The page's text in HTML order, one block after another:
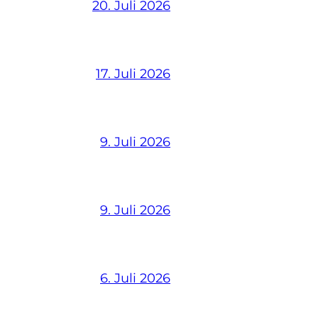
20. Juli 2026
17. Juli 2026
9. Juli 2026
9. Juli 2026
6. Juli 2026